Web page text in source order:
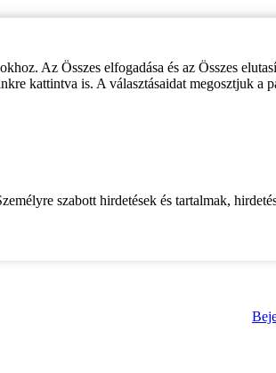
Az Összes elfogadása és az Összes
kattintva is. A választásaidat megosztjuk a
szabott hirdetések és tartalmak,